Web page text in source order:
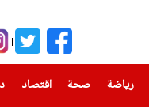
رياضة
(current) صحة(current) اقتصاد